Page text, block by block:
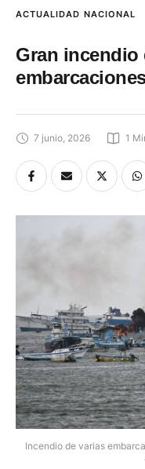
ACTUALIDAD NACIONAL
Gran incendio
7 junio, 2026 1
Incendio de varias